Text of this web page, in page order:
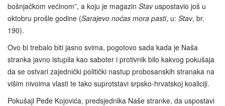
bošnjačkom većinom”, a koju je magazin Stavuspostavio još u
oktobru prošle godine (Sarajevo noćas mora pasti, u: Stav, br.
190).
Ovo bi trebalo biti jasno svima, pogotovo sada kada je Naša
stranka javno istupila kao saboter i protivnik bilo kakvog pokušaja
da se ostvari zajednički politički nastup probosanskih stranaka na
višim nivoima vlasti te tako suprotstavi srpsko-hrvatskoj koaliciji.
Pokušaji Peđe Kojovića, predsjednika Naše stranke, da uspostavi